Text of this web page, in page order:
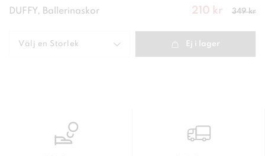
DUFFY, Ballerinaskor
Nuvarande
krTidigare
210 kr 349 kr
Välj en Storlek Ej i lager